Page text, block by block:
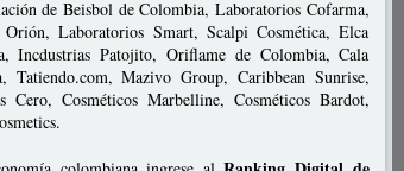
de Beisbol de Colombia, Laboratorios Cofarma,
Laboratorios Smart, Scalpi Cosmética, Elca
Incdustrias Patojito, Oriflame de Colombia, Cala
Mazivo Group, Caribbean Sunrise,
Cosméticos Marbelline, Cosméticos Bardot,